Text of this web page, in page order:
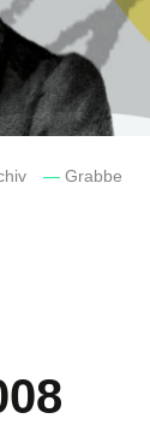
— Grabbe